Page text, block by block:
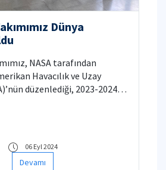
Dünya
NASA tarafından
Havacılık ve Uzay
düzenlediği, 2023-2024
06 Eyl 2024
Devamı